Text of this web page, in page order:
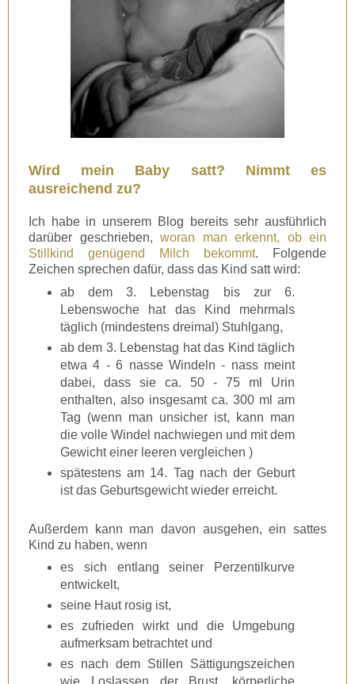
Wird mein Baby satt? Nimmt es
ausreichend zu?
Ich habe in unserem Blog bereits sehr ausführlich
darüber geschrieben, woran man erkennt, ob ein
Stillkind genügend Milch bekommt. Folgende
Zeichen sprechen dafür, dass das Kind satt wird:
ab dem 3. Lebenstag bis zur 6.
Lebenswoche hat das Kind mehrmals
täglich (mindestens dreimal) Stuhlgang,
ab dem 3. Lebenstag hat das Kind täglich
etwa 4 - 6 nasse Windeln - nass meint
dabei, dass sie ca. 50 - 75 ml Urin
enthalten, also insgesamt ca. 300 ml am
Tag (wenn man unsicher ist, kann man
die volle Windel nachwiegen und mit dem
Gewicht einer leeren vergleichen )
spätestens am 14. Tag nach der Geburt
ist das Geburtsgewicht wieder erreicht.
Außerdem kann man davon ausgehen, ein sattes
Kind zu haben, wenn
es sich entlang seiner Perzentilkurve
entwickelt,
seine Haut rosig ist,
es zufrieden wirkt und die Umgebung
aufmerksam betrachtet und
es nach dem Stillen Sättigungszeichen